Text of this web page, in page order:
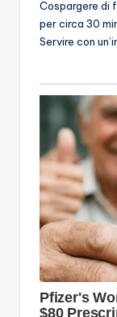
Cospargere di
per circa 30
Servire con